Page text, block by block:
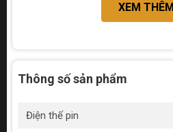
XEM THÊM
Thông số sản phẩm
Điện thế pin